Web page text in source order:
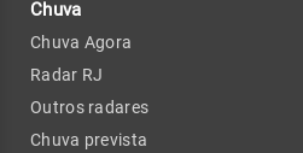
Chuva
Chuva Agora
Radar RJ
Outros radares
Chuva prevista